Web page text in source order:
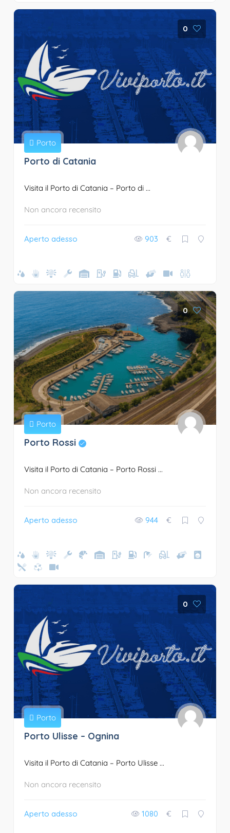
0
Porto
Porto di Catania
Visita il Porto di Catania – Porto di ...
Non ancora recensito
Aperto adesso 903 €
0
Porto
Porto Rossi
Visita il Porto di Catania – Porto Rossi ...
Non ancora recensito
Aperto adesso 944 €
0
Porto
Porto Ulisse – Ognina
Visita il Porto di Catania – Porto Ulisse ...
Non ancora recensito
Aperto adesso 1080 €